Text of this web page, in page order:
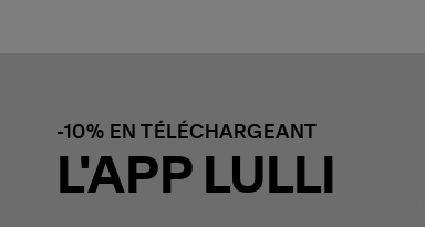
-10% EN TÉLÉCHARGEANT
L'APP LULLI